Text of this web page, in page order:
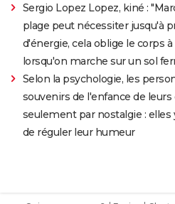
Sergio Lopez Lopez, kiné :
plage peut nécessiter jusqu'à
d'énergie, cela oblige le corps
lorsqu'on marche sur un sol
Selon la psychologie, les
souvenirs de l'enfance de
seulement par nostalgie :
de réguler leur humeur